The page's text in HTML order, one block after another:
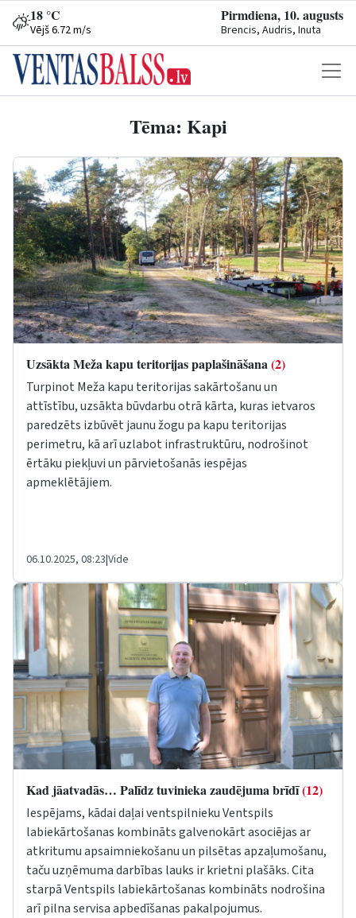
18 °C
Vējš 6.72 m/s
Pirmdiena, 10. augusts
Brencis, Audris, Inuta
Tēma: Kapi
Uzsākta Meža kapu teritorijas paplašināšana(2)
Turpinot Meža kapu teritorijas sakārtošanu un
attīstību, uzsākta būvdarbu otrā kārta, kuras ietvaros
paredzēts izbūvēt jaunu žogu pa kapu teritorijas
perimetru, kā arī uzlabot infrastruktūru, nodrošinot
ērtāku piekļuvi un pārvietošanās iespējas
apmeklētājiem.
06.10.2025, 08:23|Vide
Kad jāatvadās… Palīdz tuvinieka zaudējuma brīdī(12)
Iespējams, kādai daļai ventspilniekuVentspils
labiekārtošanas kombinātsgalvenokārt asociējas ar
atkritumu apsaimniekošanu un pilsētas apzaļumošanu,
taču uzņēmuma darbības lauks ir krietni plašāks. Cita
starpāVentspils labiekārtošanas kombināts nodrošina
arī pilna servisa apbedīšanas pakalpojumus.